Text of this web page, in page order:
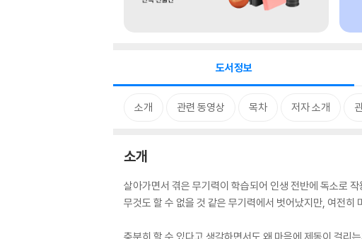
도서정보
소개 관련 동영상 목차 저자 소개
소개
살아가면서 겪은 무기력이 학습되어 인생 전반에 독소로
무것도 할 수 없을 것 같은 무기력에서 벗어났지만, 여전